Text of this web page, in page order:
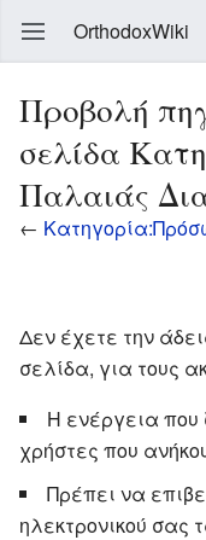
OrthodoxWiki
Προβολή
σελίδα
Παλαιάς
←
Δεν έχετε την
σελίδα, για τους
Η ενέργεια που
χρήστες που
Πρέπει να
ηλεκτρονικού σας